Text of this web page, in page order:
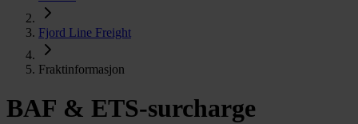
Fjord Line Freight
Fraktinformasjon
BAF & ETS-surcharge